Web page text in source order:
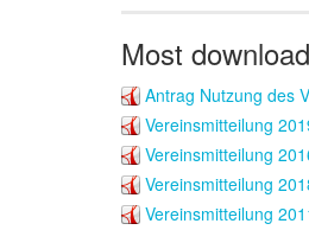
Most
Antrag Nutzung des
Vereinsmitteilung
Vereinsmitteilung
Vereinsmitteilung
Vereinsmitteilung